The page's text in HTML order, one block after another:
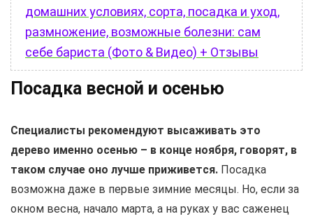
домашних условиях, сорта, посадка и уход,
размножение, возможные болезни: сам
себе бариста (Фото & Видео) + Отзывы
Посадка весной и осенью
Специалисты рекомендуют высаживать это
дерево именно осенью – в конце ноября, говорят, в
таком случае оно лучше приживется. Посадка
возможна даже в первые зимние месяцы. Но, если за
окном весна, начало марта, а на руках у вас саженец